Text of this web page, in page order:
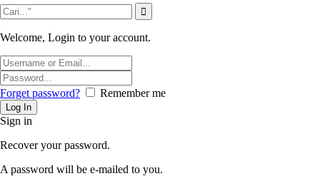
Welcome, Login to your account.
Forget password? Remember me
Sign in
Recover your password.
A password will be e-mailed to you.